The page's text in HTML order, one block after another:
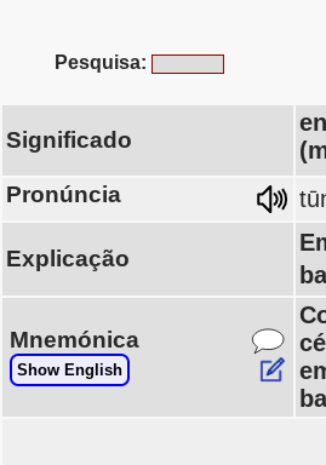
Pesquisa:
Significado
Pronúncia
Explicação
Mnemónica
Show English